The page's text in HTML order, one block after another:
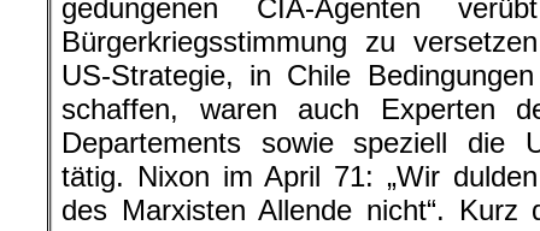
gedungenen CIA-Agenten
Bürgerkriegsstimmung zu
US-Strategie, in Chile
schaffen, waren auch Experten
Departements sowie speziell die
tätig. Nixon im April 71: „Wir
des Marxisten Allende nicht“. Kurz